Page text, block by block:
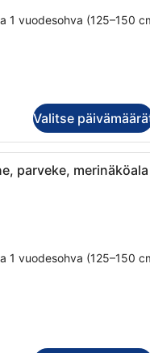
1 vuodesohva (125–150
Valitse
Moderni makuuhuone,
parveke, merinäköala
1 vuodesohva (125–150